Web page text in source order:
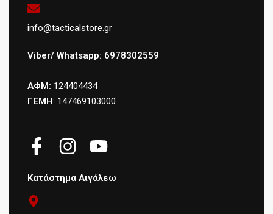
info@tacticalstore.gr
Viber/ Whatsapp: 6978302559
ΑΦΜ: 124404434
ΓΕΜΗ: 147469103000
Κατάστημα Αιγάλεω